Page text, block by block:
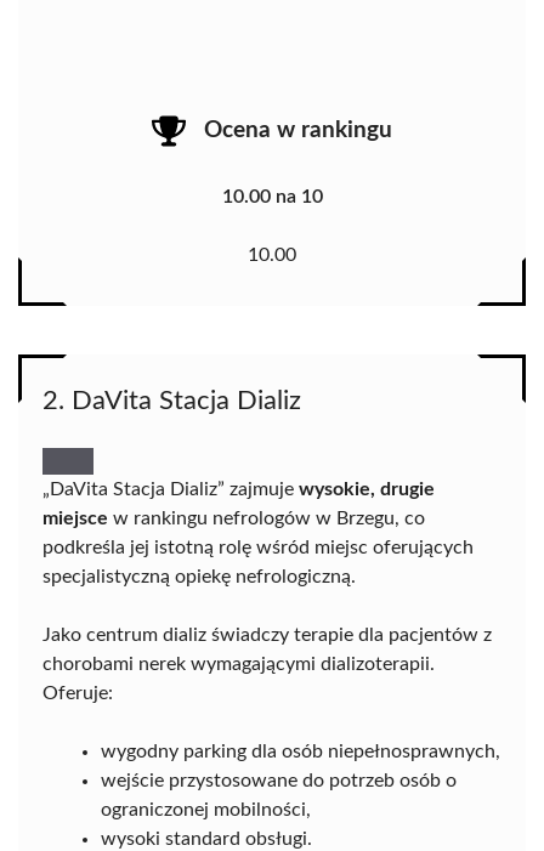
Ocena w rankingu
10.00 na 10
10.00
2. DaVita Stacja Dializ
„DaVita Stacja Dializ” zajmuje wysokie, drugie
miejsce w rankingu nefrologów w Brzegu, co
podkreśla jej istotną rolę wśród miejsc oferujących
specjalistyczną opiekę nefrologiczną.
Jako centrum dializ świadczy terapie dla pacjentów z
chorobami nerek wymagającymi dializoterapii.
Oferuje:
wygodny parking dla osób niepełnosprawnych,
wejście przystosowane do potrzeb osób o
ograniczonej mobilności,
wysoki standard obsługi.